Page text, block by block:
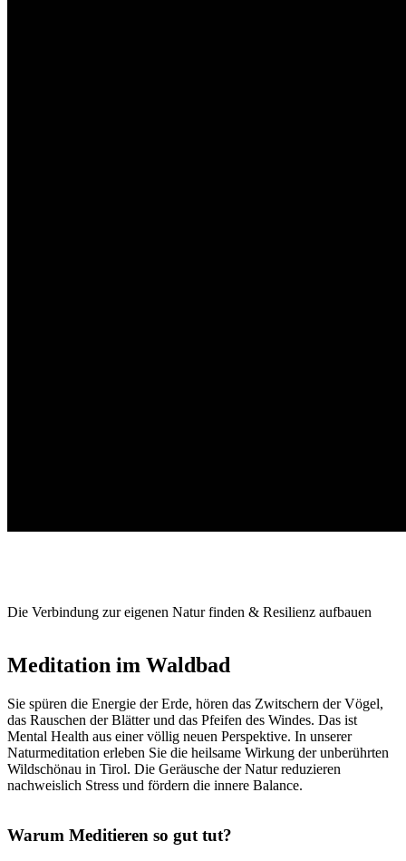
Die Verbindung zur eigenen Natur finden & Resilienz aufbauen
Meditation im Waldbad
Sie spüren die Energie der Erde, hören das Zwitschern der Vögel,
das Rauschen der Blätter und das Pfeifen des Windes. Das ist
Mental Health aus einer völlig neuen Perspektive. In unserer
Naturmeditation erleben Sie die heilsame Wirkung der unberührten
Wildschönau in Tirol. Die Geräusche der Natur reduzieren
nachweislich Stress und fördern die innere Balance.
Warum Meditieren so gut tut?